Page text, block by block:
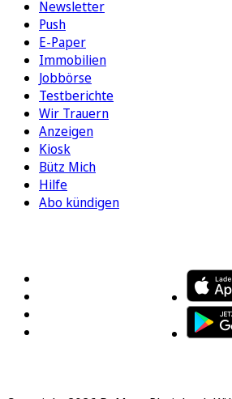
Newsletter
Push
E-Paper
Immobilien
Jobbörse
Testberichte
Wir Trauern
Anzeigen
Kiosk
Bütz Mich
Hilfe
Abo kündigen